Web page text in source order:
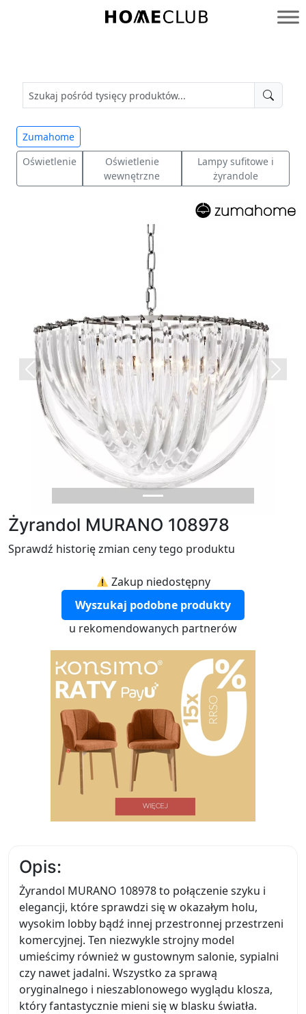
Homeclub
Zumahome
Oświetlenie
Oświetlenie
wewnętrzne
Lampy sufitowe i
żyrandole
Previous Next
Żyrandol MURANO 108978
Sprawdź historię zmian ceny tego produktu
Zakup niedostępny
Wyszukaj podobne produkty
u rekomendowanych partnerów
Opis:
Żyrandol MURANO 108978 to połączenie szyku i
elegancji, które sprawdzi się w okazałym holu,
wysokim lobby bądź innej przestronnej przestrzeni
komercyjnej. Ten niezwykle strojny model
umieścimy również w gustownym salonie, sypialni
czy nawet jadalni. Wszystko za sprawą
oryginalnego i nieszablonowego wyglądu klosza,
który fantastycznie mieni się w blasku światła.